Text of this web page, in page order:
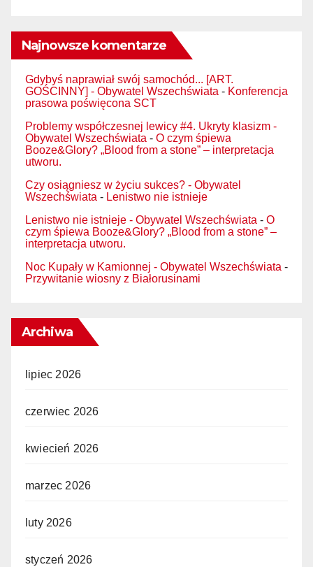
Najnowsze komentarze
Gdybyś naprawiał swój samochód... [ART.
GOŚCINNY] - Obywatel Wszechświata - Konferencja
prasowa poświęcona SCT
Problemy współczesnej lewicy #4. Ukryty klasizm -
Obywatel Wszechświata - O czym śpiewa
Booze&Glory? „Blood from a stone” – interpretacja
utworu.
Czy osiągniesz w życiu sukces? - Obywatel
Wszechświata - Lenistwo nie istnieje
Lenistwo nie istnieje - Obywatel Wszechświata - O
czym śpiewa Booze&Glory? „Blood from a stone” –
interpretacja utworu.
Noc Kupały w Kamionnej - Obywatel Wszechświata -
Przywitanie wiosny z Białorusinami
Archiwa
lipiec 2026
czerwiec 2026
kwiecień 2026
marzec 2026
luty 2026
styczeń 2026